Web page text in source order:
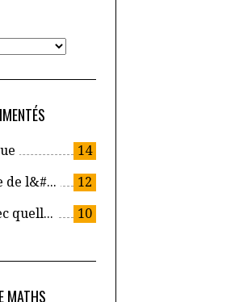
14
12
de l&#...
10
quell...
MATHS